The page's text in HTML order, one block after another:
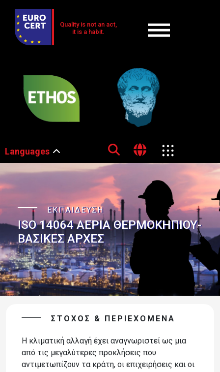
Quality is not an act,
it is a habit.
Languages
ΕΚΠΑΙΔΕΥΣΗ
ISO 14064 ΑΕΡΙΑ ΘΕΡΜΟΚΗΠΙΟΥ-
ΒΑΣΙΚΕΣ ΑΡΧΕΣ
ΣΤΌΧΟΣ & ΠΕΡΙΕΧΌΜΕΝΑ
Η κλιματική αλλαγή έχει αναγνωριστεί ως μια
από τις μεγαλύτερες προκλήσεις που
αντιμετωπίζουν τα κράτη, οι επιχειρήσεις και οι